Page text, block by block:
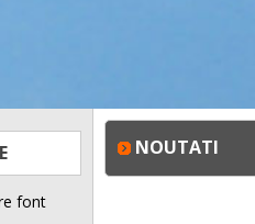
font
NOUTATI